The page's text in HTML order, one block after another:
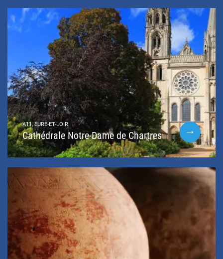
A11, EURE-ET-LOIR
Cathédrale Notre-Dame de Chartres